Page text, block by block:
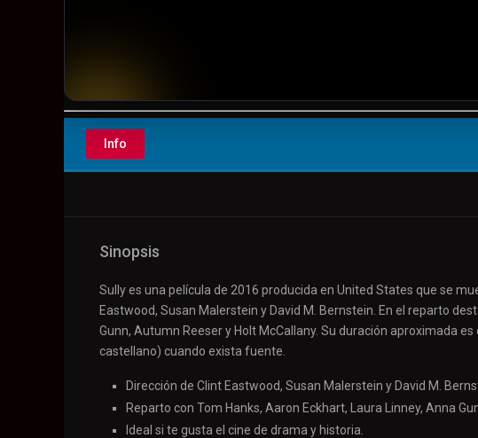
▶️ Play
Info
Sinopsis
Sully es una película de 2016 producida en United States que se
Eastwood, Susan Malerstein y David M. Bernstein. En el reparto
Gunn, Autumn Reeser y Holt McCallany. Su duración aproximada
castellano) cuando exista fuente.
Dirección de Clint Eastwood, Susan Malerstein y David M.
Reparto con Tom Hanks, Aaron Eckhart, Laura Linney, Anna
Ideal si te gusta el cine de drama y historia.